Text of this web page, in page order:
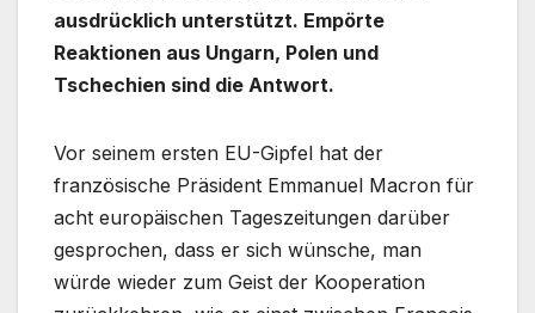
ausdrücklich unterstützt. Empörte
Reaktionen aus Ungarn, Polen und
Tschechien sind die Antwort.
Vor seinem ersten EU-Gipfel hat der
französische Präsident Emmanuel Macron für
acht europäischen Tageszeitungen darüber
gesprochen, dass er sich wünsche, man
würde wieder zum Geist der Kooperation